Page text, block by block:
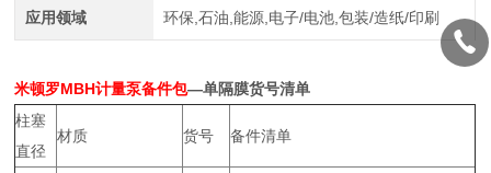
应用领域 环保,石油,能源,电子/电池,包装/造纸/印刷
米顿罗MBH计量泵备件包—单隔膜货号清单
柱塞
直径
材质 货号 备件清单